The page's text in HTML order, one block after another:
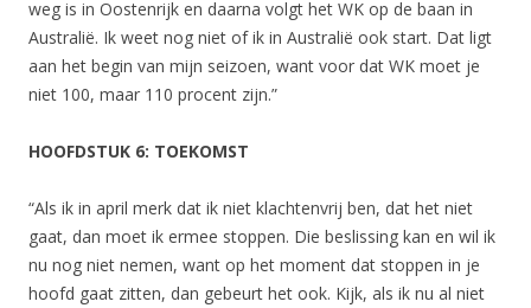
weg is in Oostenrijk en daarna volgt het WK op de baan in
Australië. Ik weet nog niet of ik in Australië ook start. Dat ligt
aan het begin van mijn seizoen, want voor dat WK moet je
niet 100, maar 110 procent zijn.”
HOOFDSTUK 6: TOEKOMST
“Als ik in april merk dat ik niet klachtenvrij ben, dat het niet
gaat, dan moet ik ermee stoppen. Die beslissing kan en wil ik
nu nog niet nemen, want op het moment dat stoppen in je
hoofd gaat zitten, dan gebeurt het ook. Kijk, als ik nu al niet